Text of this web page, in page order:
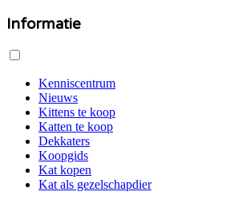
Informatie
Kenniscentrum
Nieuws
Kittens te koop
Katten te koop
Dekkaters
Koopgids
Kat kopen
Kat als gezelschapdier